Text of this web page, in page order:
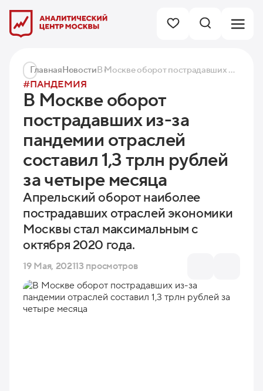
ГлавнаяНовости В Москве оборот пострадавших из-за пандемии отраслей составил 1,3 трлн рублей за четыре месяца
#ПАНДЕМИЯ
В Москве оборот
пострадавших из-за
пандемии отраслей
составил 1,3 трлн рублей
за четыре месяца
Апрельский оборот наиболее
пострадавших отраслей экономики
Москвы стал максимальным с
октября 2020 года.
19 Мая, 202113 просмотров